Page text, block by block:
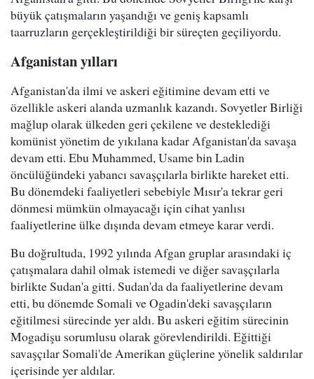
büyük çatışmaların yaşandığı ve geniş kapsamlı
taarruzların gerçekleştirildiği bir süreçten geçiliyordu.
Afganistan yılları
Afganistan'da ilmi ve askeri eğitimine devam etti ve
özellikle askeri alanda uzmanlık kazandı. Sovyetler Birliği
mağlup olarak ülkeden geri çekilene ve desteklediği
komünist yönetim de yıkılana kadar Afganistan'da savaşa
devam etti. Ebu Muhammed, Usame bin Ladin
öncülüğündeki yabancı savaşçılarla birlikte hareket etti.
Bu dönemdeki faaliyetleri sebebiyle Mısır'a tekrar geri
dönmesi mümkün olmayacağı için cihat yanlısı
faaliyetlerine ülke dışında devam etmeye karar verdi.
Bu doğrultuda, 1992 yılında Afgan gruplar arasındaki iç
çatışmalara dahil olmak istemedi ve diğer savaşçılarla
birlikte Sudan'a gitti. Sudan'da da faaliyetlerine devam
etti, bu dönemde Somali ve Ogadin'deki savaşçıların
eğitilmesi sürecinde yer aldı. Bu askeri eğitim sürecinin
Mogadişu sorumlusu olarak görevlendirildi. Eğittiği
savaşçılar Somali'de Amerikan güçlerine yönelik saldırılar
içerisinde yer aldılar.